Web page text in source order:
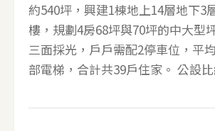
約540坪，興建1棟地上14層地下3
樓，規劃4房68坪與70坪的中大型
三面採光，戶戶需配2停車位，平
部電梯，合計共39戶住家。 公設
議室、健身房等 ▼江左風華使用